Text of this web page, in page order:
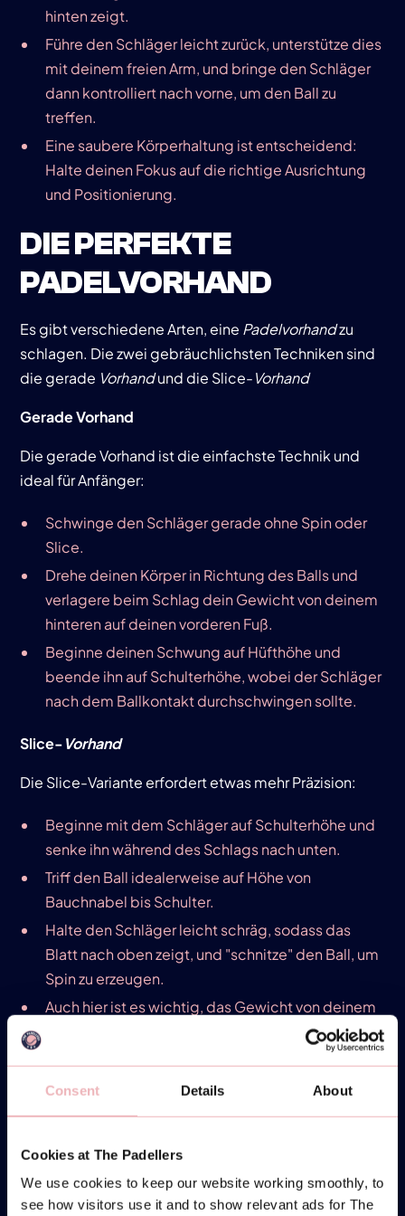
Consent Details About
Cookies at The Padellers
We use cookies to keep our website working smoothly, to
see how visitors use it and to show relevant ads for The
hinten zeigt.
Führe den Schläger leicht zurück, unterstütze dies
mit deinem freien Arm, und bringe den Schläger
dann kontrolliert nach vorne, um den Ball zu
treffen.
Eine saubere Körperhaltung ist entscheidend:
Halte deinen Fokus auf die richtige Ausrichtung
und Positionierung.
DIE PERFEKTE
PADELVORHAND
Es gibt verschiedene Arten, eine Padelvorhandzu
schlagen. Die zwei gebräuchlichsten Techniken sind
die gerade Vorhandund die Slice-Vorhand
Gerade Vorhand
Die gerade Vorhand ist die einfachste Technik und
ideal für Anfänger:
Schwinge den Schläger gerade ohne Spin oder
Slice.
Drehe deinen Körper in Richtung des Balls und
verlagere beim Schlag dein Gewicht von deinem
hinteren auf deinen vorderen Fuß.
Beginne deinen Schwung auf Hüfthöhe und
beende ihn auf Schulterhöhe, wobei der Schläger
nach dem Ballkontakt durchschwingen sollte.
Slice-Vorhand
Die Slice-Variante erfordert etwas mehr Präzision:
Beginne mit dem Schläger auf Schulterhöhe und
senke ihn während des Schlags nach unten.
Triff den Ball idealerweise auf Höhe von
Bauchnabel bis Schulter.
Halte den Schläger leicht schräg, sodass das
Blatt nach oben zeigt, und "schnitze" den Ball, um
Spin zu erzeugen.
Auch hier ist es wichtig, das Gewicht von deinem
hinteren auf deinen vorderen Fuß zu verlagern.
Der Vorhandvolley: Was du wissen musst
Ein Vorhandvolley ist eine wichtige Technik, um
Positioniere dich ähnlich wie bei dem
Rückhandvolley, aber achte darauf, dass dein
Schläger stets vorne bleibt und dein Körper Richtung